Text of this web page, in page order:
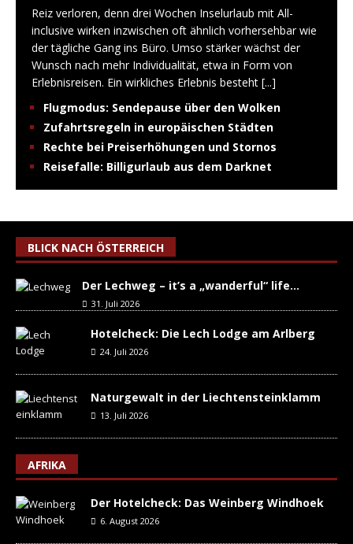
Reiz verloren, denn drei Wochen Inselurlaub mit All-
inclusive wirken inzwischen oft ähnlich vorhersehbar wie
der tägliche Gang ins Büro. Umso stärker wächst der
Wunsch nach mehr Individualität, etwa in Form von
Erlebnisreisen. Ein wirkliches Erlebnis besteht [...]
Flugmodus: Sendepause über den Wolken
Zufahrtsregeln in europäischen Städten
Rechte bei Preiserhöhungen und Stornos
Reisefalle: Billigurlaub aus dem Darknet
BLICK NACH ÖSTERREICH
Der Lechweg – it’s a „wanderful“ life…
31. Juli 2026
Hotelcheck: Die Lech Lodge am Arlberg
24. Juli 2026
Naturgewalt in der Liechtensteinklamm
13. Juli 2026
AFRIKA
Der Hotelcheck: Das Weinberg Windhoek
6. August 2026